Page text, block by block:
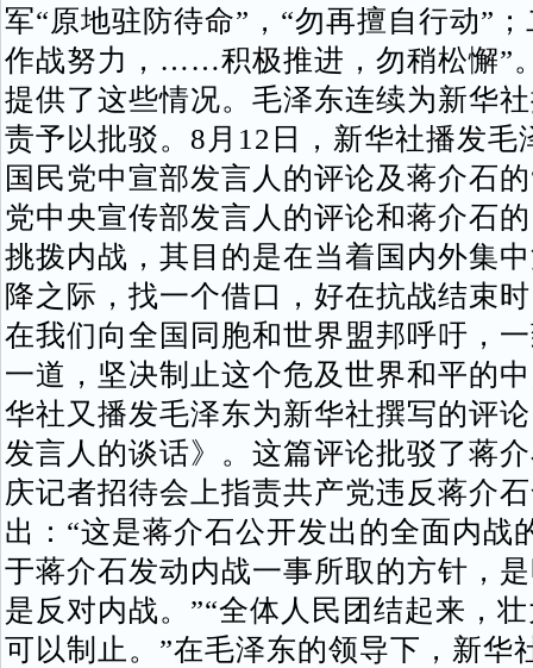
军“原地驻防待命”，“勿再擅自行动”
作战努力，……积极推进，勿稍松懈”
提供了这些情况。毛泽东连续为新华
责予以批驳。8月12日，新华社播发
国民党中宣部发言人的评论及蒋介石
党中央宣传部发言人的评论和蒋介石
挑拨内战，其目的是在当着国内外集
降之际，找一个借口，好在抗战结束
在我们向全国同胞和世界盟邦呼吁，
一道，坚决制止这个危及世界和平的
华社又播发毛泽东为新华社撰写的评
发言人的谈话》。这篇评论批驳了蒋
庆记者招待会上指责共产党违反蒋介
出：“这是蒋介石公开发出的全面内战
于蒋介石发动内战一事所取的方针，
是反对内战。”“全体人民团结起来，
可以制止。”在毛泽东的领导下，新华